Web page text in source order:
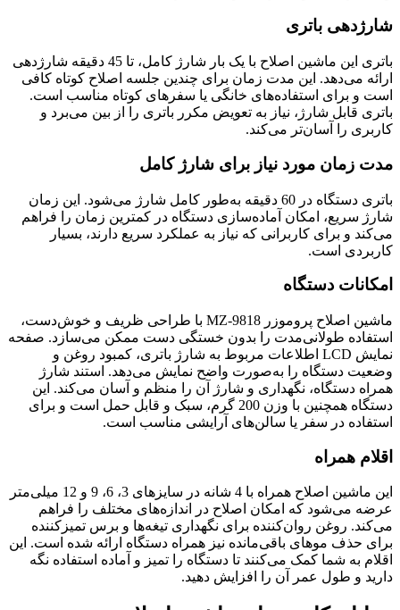
شارژدهی باتری
باتری این ماشین اصلاح با یک بار شارژ کامل، تا 45 دقیقه شارژدهی
ارائه می‌دهد. این مدت زمان برای چندین جلسه اصلاح کوتاه کافی
است و برای استفاده‌های خانگی یا سفرهای کوتاه مناسب است.
باتری قابل شارژ، نیاز به تعویض مکرر باتری را از بین می‌برد و
کاربری را آسان‌تر می‌کند.
مدت زمان مورد نیاز برای شارژ کامل
باتری دستگاه در 60 دقیقه به‌طور کامل شارژ می‌شود. این زمان
شارژ سریع، امکان آماده‌سازی دستگاه در کمترین زمان را فراهم
می‌کند و برای کاربرانی که نیاز به عملکرد سریع دارند، بسیار
کاربردی است.
امکانات دستگاه
ماشین اصلاح پروموزر MZ-9818 با طراحی ظریف و خوش‌دست،
استفاده طولانی‌مدت را بدون خستگی دست ممکن می‌سازد. صفحه
نمایش LCD اطلاعات مربوط به شارژ باتری، کمبود روغن و
وضعیت دستگاه را به‌صورت واضح نمایش می‌دهد. استند شارژ
همراه دستگاه، نگهداری و شارژ آن را منظم و آسان می‌کند. این
دستگاه همچنین با وزن 200 گرم، سبک و قابل حمل است و برای
استفاده در سفر یا سالن‌های آرایشی مناسب است.
اقلام همراه
این ماشین اصلاح همراه با 4 شانه در سایزهای 3، 6، 9 و 12 میلی‌متر
عرضه می‌شود که امکان اصلاح در اندازه‌های مختلف را فراهم
می‌کند. روغن روان‌کننده برای نگهداری تیغه‌ها و برس تمیزکننده
برای حذف موهای باقی‌مانده نیز همراه دستگاه ارائه شده است. این
اقلام به شما کمک می‌کنند تا دستگاه را تمیز و آماده استفاده نگه
دارید و طول عمر آن را افزایش دهید.